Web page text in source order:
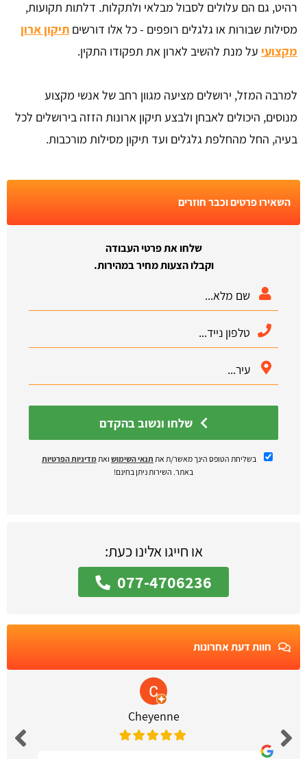
רהיט, גם הם עלולים לסבול מבלאי ולתקלות. דלתות תקועות,
מסילות שבורות או גלגלים רופפים - כל אלו דורשים תיקון ארון
מקצועי על מנת להשיב לארון את תפקודו התקין.
למרבה המזל, ירושלים מציעה מגוון רחב של אנשי מקצוע
מנוסים, היכולים לאבחן ולבצע תיקון ארונות הזזה בירושלים לכל
בעיה, החל מהחלפת גלגלים ועד תיקון מסילות מורכבות.
השאירו פרטים וכבר חוזרים
שלחו את פרטי העבודה
וקבלו הצעות מחיר במהירות.
בשליחת הטופס הינך מאשר/ת את תנאי השימוש ואתמדיניות הפרטיות
באתר. השירות ניתן בחינם!
או חייגו אלינו כעת:
077-4706236
חוות דעת אחרונות
Cheyenne